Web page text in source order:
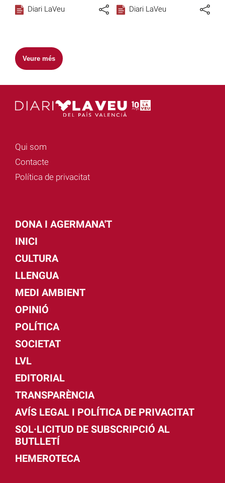
Diari LaVeu Diari LaVeu
Veure més
Qui som
Contacte
Política de privacitat
DONA I AGERMANA'T
INICI
CULTURA
LLENGUA
MEDI AMBIENT
OPINIÓ
POLÍTICA
SOCIETAT
LVL
EDITORIAL
TRANSPARÈNCIA
AVÍS LEGAL I POLÍTICA DE PRIVACITAT
SOL·LICITUD DE SUBSCRIPCIÓ AL
BUTLLETÍ
HEMEROTECA